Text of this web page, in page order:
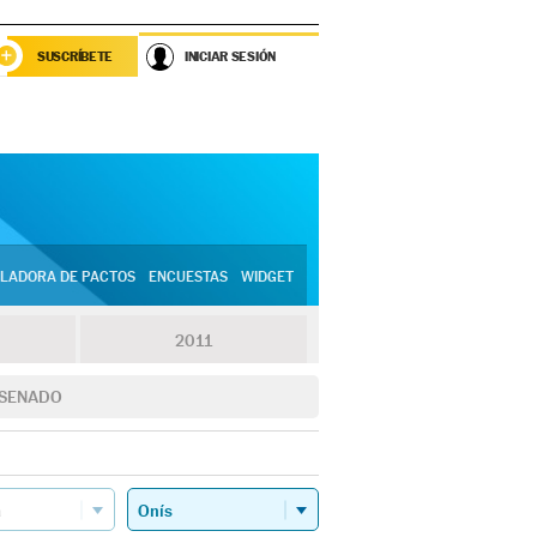
SUSCRÍBETE INICIAR SESIÓN
DE PACTOS ENCUESTAS WIDGET
2011